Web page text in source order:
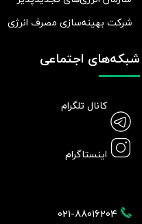
021-88016204
شرکت بهينه‌سازی مصرف انرژی
شبکه‌های اجتماعی
کانال تلگرام
اینستاگرام